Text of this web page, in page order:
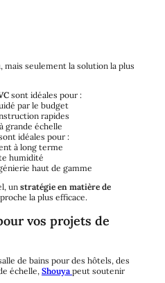
seulement la solution la plus
sont idéales pour :
par le budget
rapides
grande échelle
idéales pour :
à long terme
humidité
haut de gamme
un stratégie en matière de
la plus efficace.
vos projets de
de bains pour des hôtels, des
échelle, Shouya peut soutenir